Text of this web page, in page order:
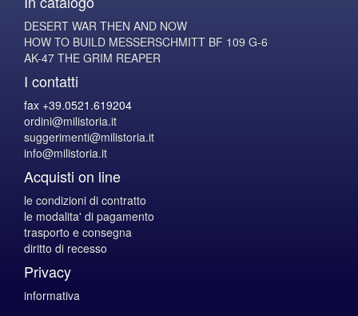
DESERT WAR THEN AND NOW
HOW TO BUILD MESSERSCHMITT BF 109 G-6
AK-47 THE GRIM REAPER
I contatti
fax +39.0521.619204
ordini@milistoria.it
suggerimenti@milistoria.it
info@milistoria.it
Acquisti on line
le condizioni di contratto
le modalita' di pagamento
trasporto e consegna
diritto di recesso
Privacy
informativa